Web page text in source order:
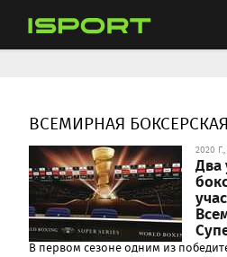
ВСЕМИРНАЯ
2020
Два
В первом сезоне одним из